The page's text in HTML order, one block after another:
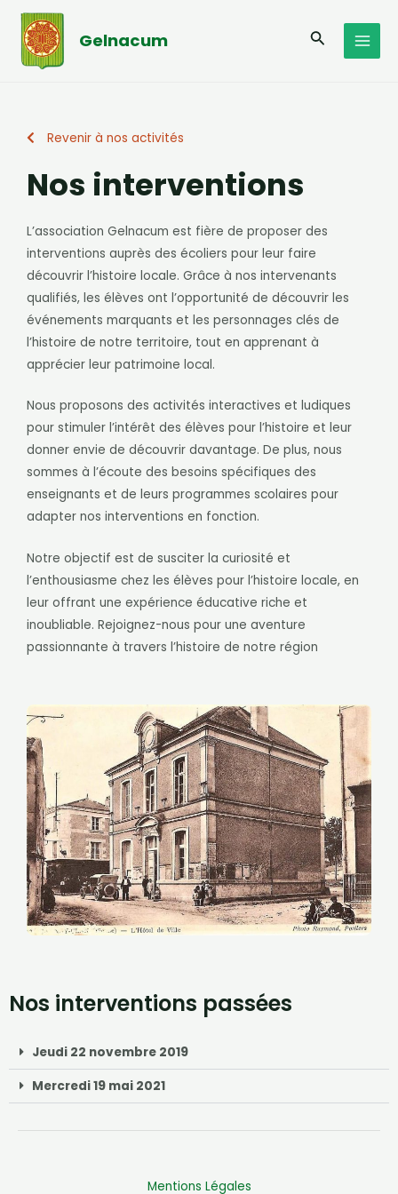
Aller
contenu
Gelnacum
Revenir à nos activités
Nos interventions
L’association Gelnacum est fière de proposer des
interventions auprès des écoliers pour leur faire
découvrir l’histoire locale. Grâce à nos intervenants
qualifiés, les élèves ont l’opportunité de découvrir les
événements marquants et les personnages clés de
l’histoire de notre territoire, tout en apprenant à
apprécier leur patrimoine local.
Nous proposons des activités interactives et ludiques
pour stimuler l’intérêt des élèves pour l’histoire et leur
donner envie de découvrir davantage. De plus, nous
sommes à l’écoute des besoins spécifiques des
enseignants et de leurs programmes scolaires pour
adapter nos interventions en fonction.
Notre objectif est de susciter la curiosité et
l’enthousiasme chez les élèves pour l’histoire locale, en
leur offrant une expérience éducative riche et
inoubliable. Rejoignez-nous pour une aventure
passionnante à travers l’histoire de notre région
Nos interventions passées
Jeudi 22 novembre 2019
Mercredi 19 mai 2021
Mentions Légales